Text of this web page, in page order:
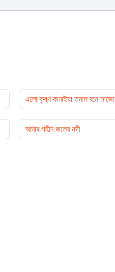
এলো কৃষ্ণ কানাইয়া তমাল বনে সাজো
আমার গহীন জলের নদী